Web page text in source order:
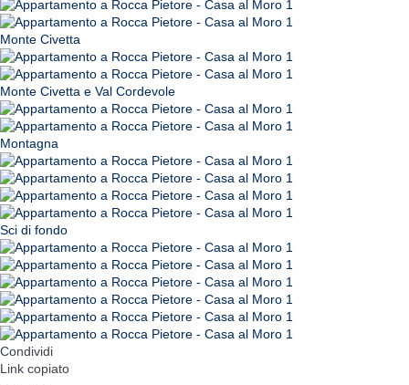
Monte Civetta
Monte Civetta e Val Cordevole
Montagna
Sci di fondo
Condividi
Link copiato